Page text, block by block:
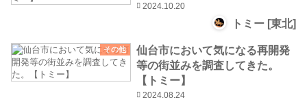
2024.10.20
トミー [東北]
その他
仙台市において気になる再開発
等の街並みを調査してきた。
【トミー】
2024.08.24